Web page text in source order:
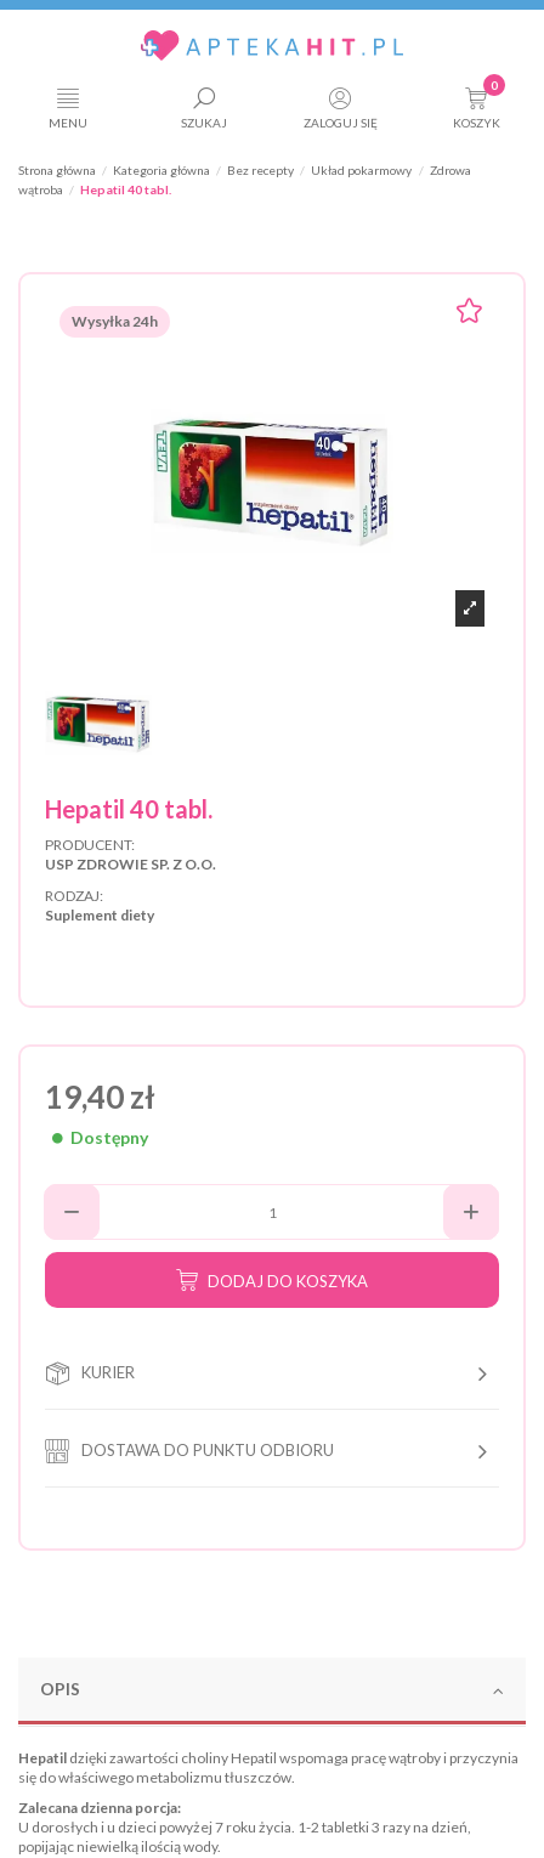
MENU SZUKAJ ZALOGUJ SIĘ
0
KOSZYK
Strona główna Kategoria główna Bez recepty Układ pokarmowy
Zdrowa
wątroba
Hepatil 40 tabl.
Wysyłka 24h
Hepatil 40 tabl.
PRODUCENT:
USP ZDROWIE SP. Z O.O.
RODZAJ:
Suplement diety
19,40 zł
Dostępny
DODAJ DO KOSZYKA
KURIER
DOSTAWA DO PUNKTU ODBIORU
OPIS
Hepatil dzięki zawartości choliny Hepatil wspomaga pracę wątroby i przyczynia
się do właściwego metabolizmu tłuszczów.
Zalecana dzienna porcja:
U dorosłych i u dzieci powyżej 7 roku życia. 1-2 tabletki 3 razy na dzień,
popijając niewielką ilością wody.